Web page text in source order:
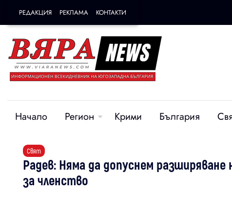
РЕДАКЦИЯ РЕКЛАМА КОНТАКТИ
Начало Регион Крими България
Свят
Радев: Няма да допуснем
за членство